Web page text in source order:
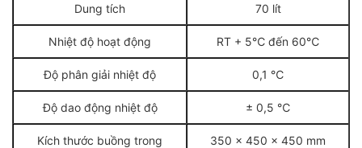
Dung tích 70 lít
Nhiệt độ hoạt động RT + 5℃ đến 60℃
Độ phân giải nhiệt độ 0,1 ℃
Độ dao động nhiệt độ ± 0,5 ℃
Kích thước buồng trong 350 x 450 x 450 mm